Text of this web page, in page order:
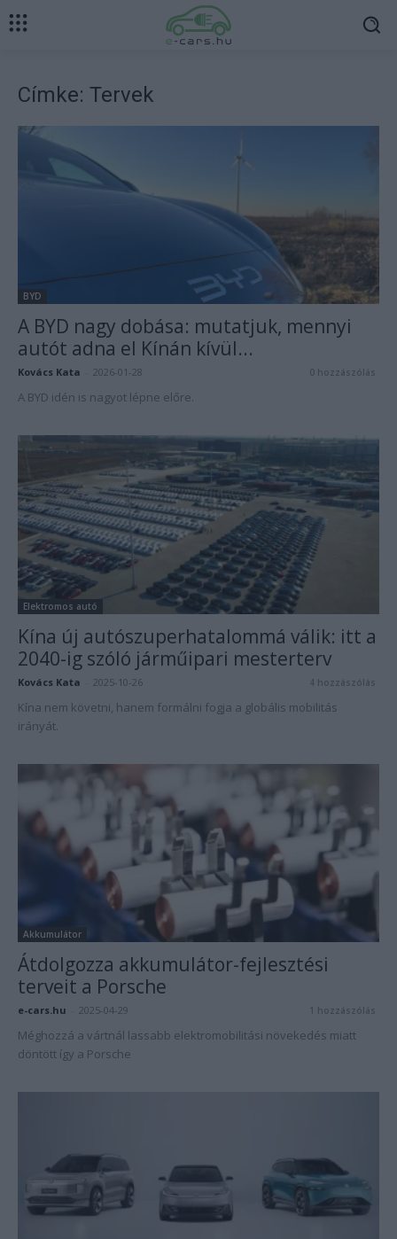
Címke: Tervek
BYD
A BYD nagy dobása: mutatjuk, mennyi
autót adna el Kínán kívül...
Kovács Kata 2026-01-28 0 hozzászólás
A BYD idén is nagyot lépne előre.
Elektromos autó
Kína új autószuperhatalommá válik: itt a
2040-ig szóló járműipari mesterterv
Kovács Kata 2025-10-26 4 hozzászólás
Kína nem követni, hanem formálni fogja a globális mobilitás
irányát.
Akkumulátor
Átdolgozza akkumulátor-fejlesztési
terveit a Porsche
e-cars.hu 2025-04-29 1 hozzászólás
Méghozzá a vártnál lassabb elektromobilitási növekedés miatt
döntött így a Porsche